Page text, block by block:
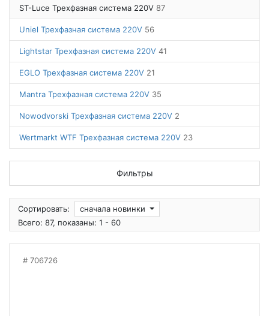
ST-Luce Трехфазная система 220V 87
Uniel Трехфазная система 220V 56
Lightstar Трехфазная система 220V 41
EGLO Трехфазная система 220V 21
Mantra Трехфазная система 220V 35
Nowodvorski Трехфазная система 220V 2
Wertmarkt WTF Трехфазная система 220V 23
Фильтры
Сортировать:
сначала новинки
Всего: 87, показаны: 1 - 60
706726